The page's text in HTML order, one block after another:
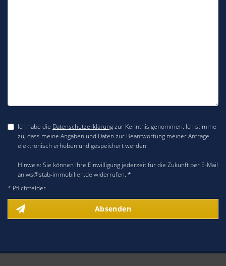
Ich habe die Datenschutzerklärungzur Kenntnis genommen. Ich stimme
zu, dass meine Angaben und Daten zur Beantwortung meiner Anfrage
elektronisch erhoben und gespeichert werden.
Hinweis: Sie können Ihre Einwilligung jederzeit für die Zukunft per E-Mail
an ws@stab-immobilien.de widerrufen. *
* Pflichtfelder
Absenden